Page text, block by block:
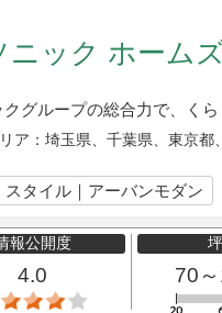
ニック ホーム
グループの総合力で、く
ア： 埼玉県、千葉県、東京都
スタイル｜アーバンモダン
報公開度
4.0 70